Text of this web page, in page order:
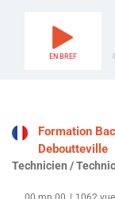
EN BREF
Formation
Deboutteville
Technicien /